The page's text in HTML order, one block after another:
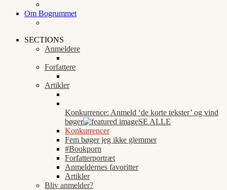
Om Bogrummet
SECTIONS
Anmeldere
Forfattere
Artikler
Konkurrence: Anmeld ‘de korte tekster’ og vind
bøger
SE ALLE
Konkurrencer
Fem bøger jeg ikke glemmer
#Bookporn
Forfatterportræt
Anmeldernes favoritter
Artikler
Bliv anmelder?